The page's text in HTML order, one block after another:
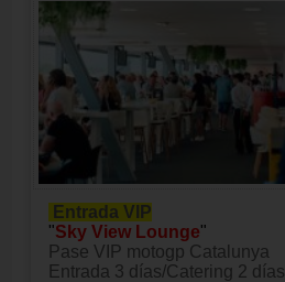
Entrada VIP
"Sky View Lounge"
Pase VIP motogp Catalunya
Entrada 3 días/Catering 2 días